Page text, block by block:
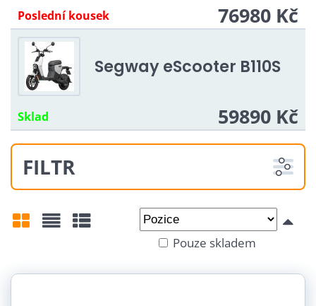
Poslední kousek 76980 Kč
Segway eScooter B110S
Sklad 59890 Kč
FILTR
Do:Pouze skladem